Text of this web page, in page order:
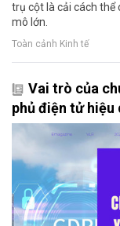
trụ cột là cải cách thể
mô lớn.
Toàn cảnh Kinh tế
Vai trò của
phủ điện tử hiệu